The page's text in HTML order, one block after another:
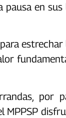
pausa en
por
MPPSP